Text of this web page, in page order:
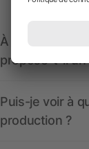
À quoi doivent
propose-t-il un
Puis-je voir à
production ?